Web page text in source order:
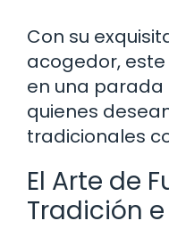
Con su
acogedor,
en una
quienes
tradicionales
El Arte de
Tradición